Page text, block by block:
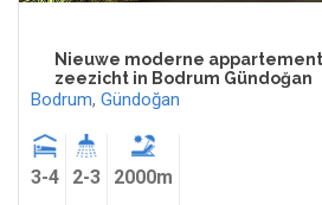
Nieuwe moderne
zeezicht in Bodrum Gündoğan
Bodrum, Gündoğan
3-4 2-3 2000m